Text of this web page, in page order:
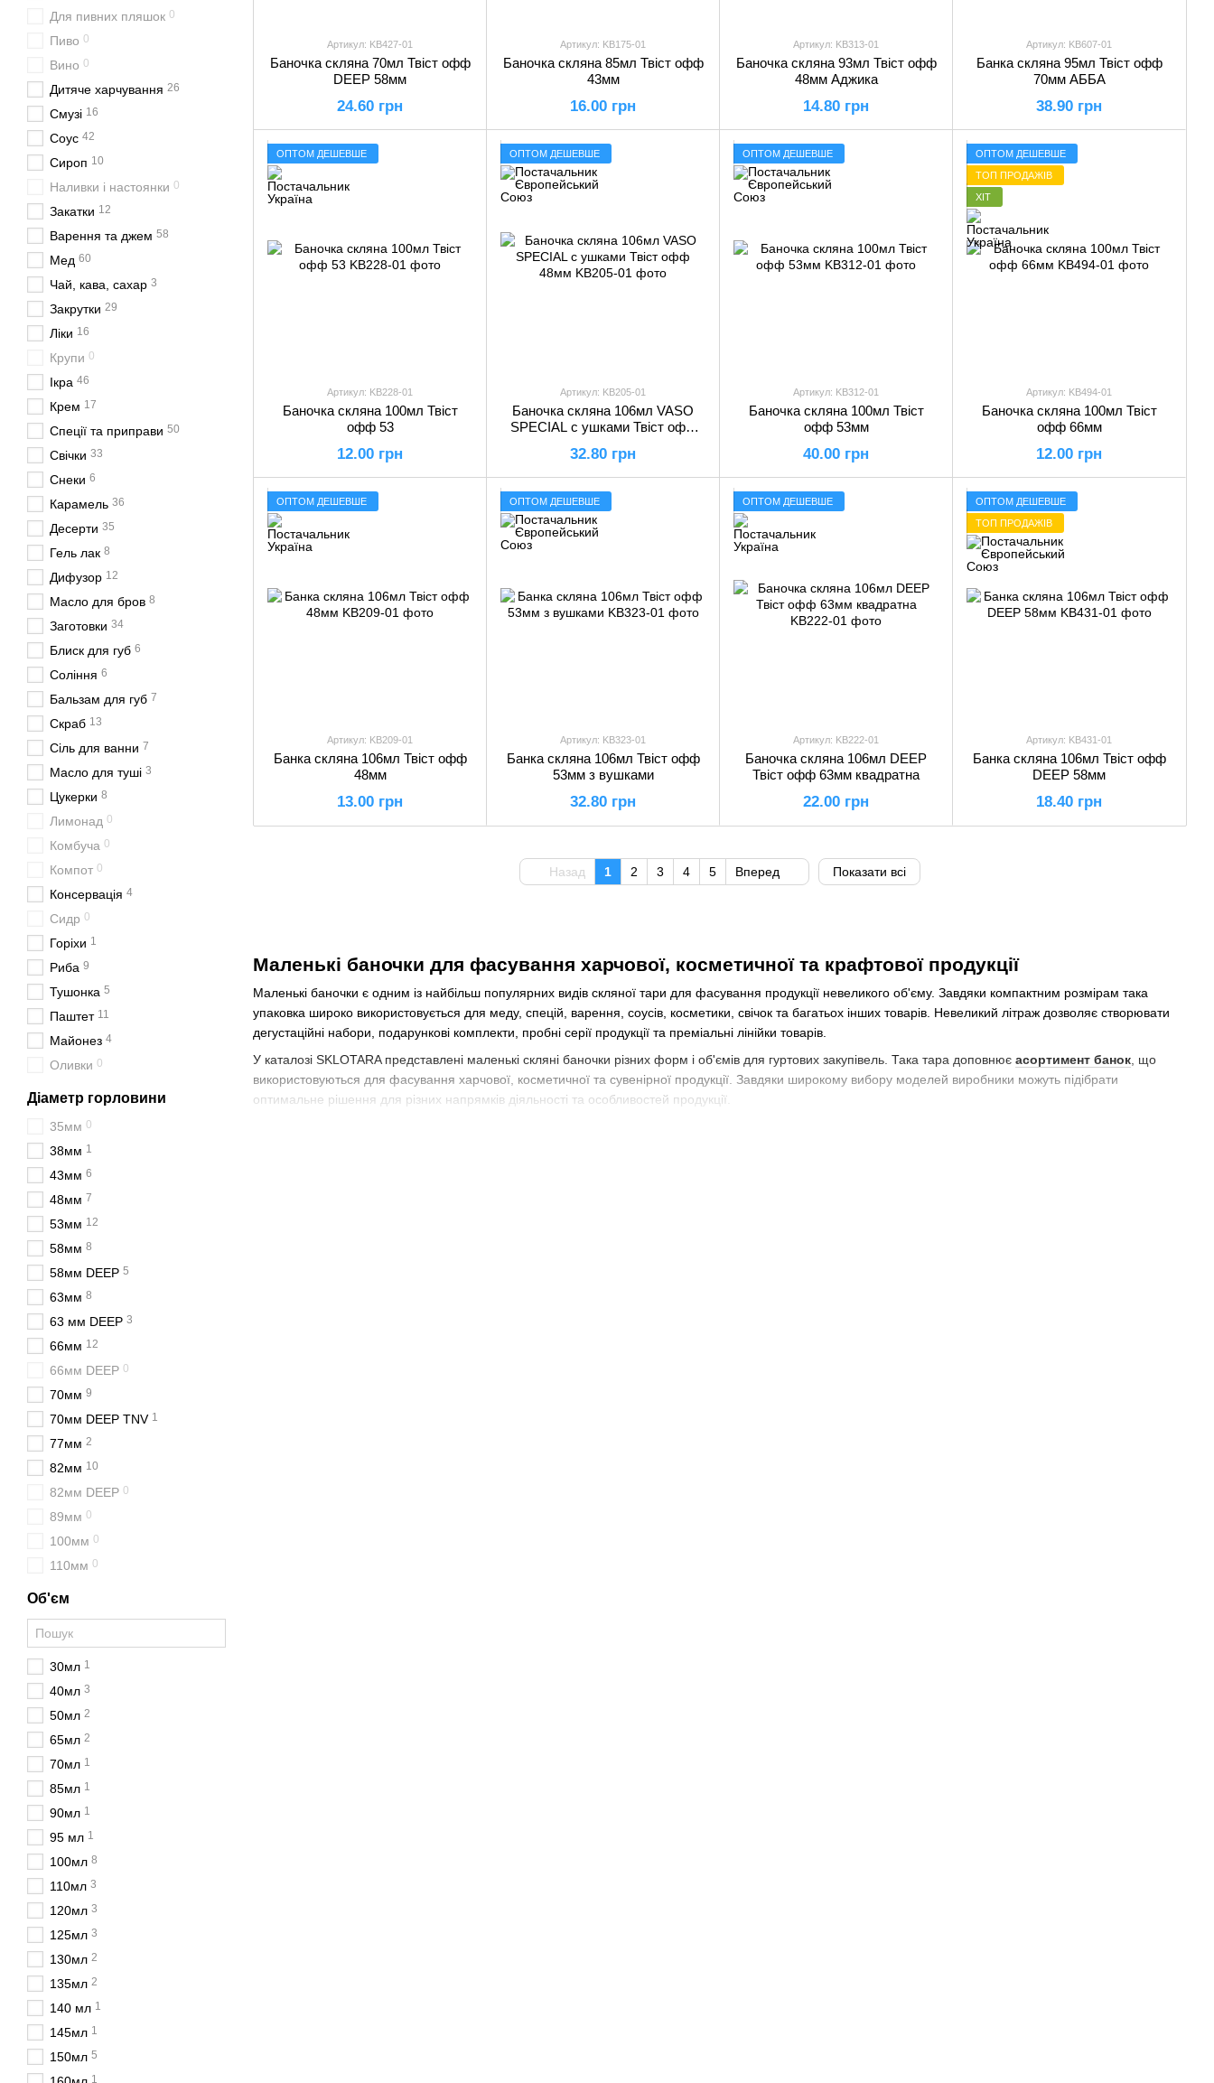
Маленькі баночки для фасування харчової, косметичної та крафтової продукції
Маленькі баночки є одним із найбільш популярних видів скляної тари для фасування продукції невеликого об'єму. Завдяки компактним розмірам така
упаковка широко використовується для меду, спецій, варення, соусів, косметики, свічок та багатьох інших товарів. Невеликий літраж дозволяє створювати
дегустаційні набори, подарункові комплекти, пробні серії продукції та преміальні лінійки товарів.
У каталозі SKLOTARA представлені маленькі скляні баночки різних форм і об'ємів для гуртових закупівель. Така тара доповнює асортимент банок, що
використовуються для фасування харчової, косметичної та сувенірної продукції. Завдяки широкому вибору моделей виробники можуть підібрати
оптимальне рішення для різних напрямків діяльності та особливостей продукції.
Артикул: KB427-01
Баночка скляна 70мл Твіст офф
DEEP 58мм
24.60 грн
Артикул: KB175-01
Баночка скляна 85мл Твіст офф
43мм
16.00 грн
Артикул: KB313-01
Баночка скляна 93мл Твіст офф
48мм Аджика
14.80 грн
Артикул: KB607-01
Банка скляна 95мл Твіст офф
70мм АББА
38.90 грн
ОПТОМ ДЕШЕВШЕ
Артикул: KB228-01
Баночка скляна 100мл Твіст
офф 53
12.00 грн
ОПТОМ ДЕШЕВШЕ
Артикул: KB205-01
Баночка скляна 106мл VASO
SPECIAL с ушками Твіст офф
32.80 грн
ОПТОМ ДЕШЕВШЕ
Артикул: KB312-01
Баночка скляна 100мл Твіст
офф 53мм
40.00 грн
ОПТОМ ДЕШЕВШЕ
ТОП ПРОДАЖІВ
ХІТ
Артикул: KB494-01
Баночка скляна 100мл Твіст
офф 66мм
12.00 грн
ОПТОМ ДЕШЕВШЕ
Артикул: KB209-01
Банка скляна 106мл Твіст офф
48мм
13.00 грн
ОПТОМ ДЕШЕВШЕ
Артикул: KB323-01
Банка скляна 106мл Твіст офф
53мм з вушками
32.80 грн
ОПТОМ ДЕШЕВШЕ
Артикул: KB222-01
Баночка скляна 106мл DEEP
Твіст офф 63мм квадратна
22.00 грн
ОПТОМ ДЕШЕВШЕ
ТОП ПРОДАЖІВ
Артикул: KB431-01
Банка скляна 106мл Твіст офф
DEEP 58мм
18.40 грн
Назад 1 2 3 4 5 Вперед Показати всі
Для пивних пляшок 0
Пиво 0
Вино 0
Дитяче харчування 26
Смузі 16
Соус 42
Сироп 10
Наливки і настоянки 0
Закатки 12
Варення та джем 58
Мед 60
Чай, кава, сахар 3
Закрутки 29
Ліки 16
Крупи 0
Ікра 46
Крем 17
Спеції та приправи 50
Свічки 33
Снеки 6
Карамель 36
Десерти 35
Гель лак 8
Дифузор 12
Масло для бров 8
Заготовки 34
Блиск для губ 6
Соління 6
Бальзам для губ 7
Скраб 13
Сіль для ванни 7
Масло для туші 3
Цукерки 8
Лимонад 0
Комбуча 0
Компот 0
Консервація 4
Сидр 0
Горіхи 1
Риба 9
Тушонка 5
Паштет 11
Майонез 4
Оливки 0
Діаметр горловини
35мм 0
38мм 1
43мм 6
48мм 7
53мм 12
58мм 8
58мм DEEP 5
63мм 8
63 мм DEEP 3
66мм 12
66мм DEEP 0
70мм 9
70мм DEEP TNV 1
77мм 2
82мм 10
82мм DEEP 0
89мм 0
100мм 0
110мм 0
Об'єм
30мл 1
40мл 3
50мл 2
65мл 2
70мл 1
85мл 1
90мл 1
95 мл 1
100мл 8
110мл 3
120мл 3
125мл 3
130мл 2
135мл 2
140 мл 1
145мл 1
150мл 5
1